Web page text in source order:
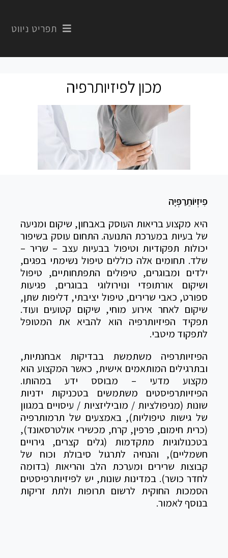
תפריט ניווט
מכון לפיזיותרפיה
פִיזְיוֹתֵרַפְּיָה
היא מקצוע בריאות העוסק באבחון, שיקום ומניעה
של בעיות במערכת התנועה. התחום עוסק בשיפור
יכולות תפקודיות וטיפול בבעיות עצב – שריר –
שלד. תחומים אלה כוללים טיפול נשימתי בפגים,
ילדים ומבוגרים, טיפולים התפתחותיים, טיפול
ושיקום אורתופדי ונוירולוגי בבוגרים, פגיעות
ספורט, כאבי שרירים, טיפול יציבתי, דליפות שתן,
שיקום לאחר אירוע מוחי, שיקום קטועים ועוד.
תפקיד הפיזיותרפיה הוא להביא את המטופל
לתפקוד מיטבי.
הפיזיותרפיה משתמשת בבדיקות אבחנתיות,
ובתרגילים המותאמים אישית, כאשר המקצוע הוא
מקצוע מדעי – מבוסס ידע במהותו.
הפיזיותרפיסטים משתמשים בטכניקות ידניות
שונות (מניפולציות / מוביליזציות / עיסויים במגוון
של גישות טיפוליות), באמצעים של תרמותרפיה
(כרית חימום, פרפין, קרח, מכשירי אולטרסאונד),
בטכנולוגיות מתקדמות (גלים קצרים, גירויים
חשמליים), והנחיה לתרגול סיבולת וכוח של
קבוצות שרירים ומערכת הלב והריאות (בדומה
לחדר כושר). במדינות שונות, יש לפיזיותרפיסטים
הסמכות החוקית לרשום תרופות ולתת זריקות
בנוסף לאמור.